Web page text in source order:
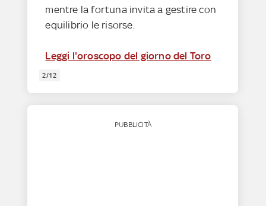
mentre la fortuna invita a gestire con
equilibrio le risorse.
Leggi l'oroscopo del giorno del Toro
2/12
PUBBLICITÀ